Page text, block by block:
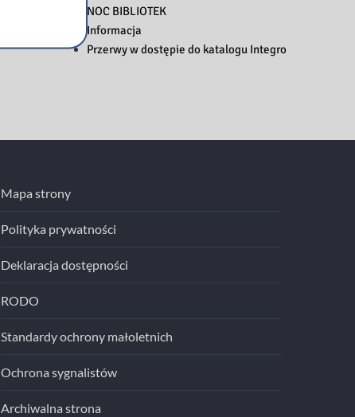
NOC BIBLIOTEK
Informacja
Przerwy w dostępie do katalogu Integro
Mapa strony
Polityka prywatności
Deklaracja dostępności
RODO
Standardy ochrony małoletnich
Ochrona sygnalistów
Archiwalna strona